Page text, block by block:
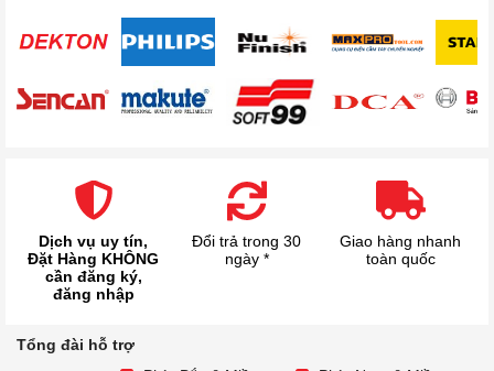
Dịch vụ uy tín,
Đặt Hàng KHÔNG
cần đăng ký,
đăng nhập
Đổi trả trong 30
ngày *
Giao hàng nhanh
toàn quốc
Tổng đài hỗ trợ